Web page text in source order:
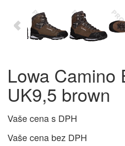
Lowa Camino
UK9,5 brown
Vaše cena s DPH
Vaše cena bez DPH